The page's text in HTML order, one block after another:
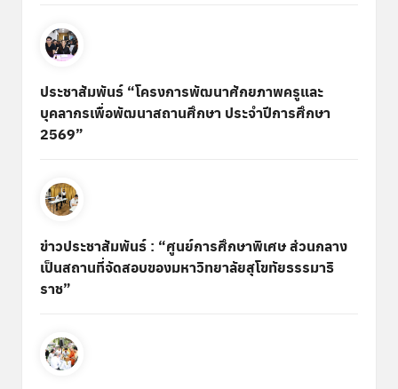
ประชาสัมพันธ์ “โครงการพัฒนาศักยภาพครูและ
บุคลากรเพื่อพัฒนาสถานศึกษา ประจำปีการศึกษา
2569”
ข่าวประชาสัมพันธ์ : “ศูนย์การศึกษาพิเศษ ส่วนกลาง
เป็นสถานที่จัดสอบของมหาวิทยาลัยสุโขทัยธรรมาธิ
ราช”